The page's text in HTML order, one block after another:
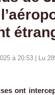
à 20:53 | Lu
ont